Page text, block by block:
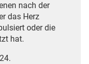
nach der
das Herz
oder die
hat.